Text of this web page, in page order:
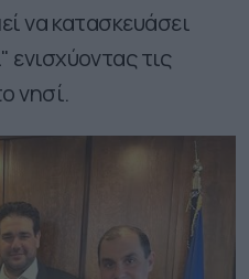
να κατασκευάσει
τις
νησί.